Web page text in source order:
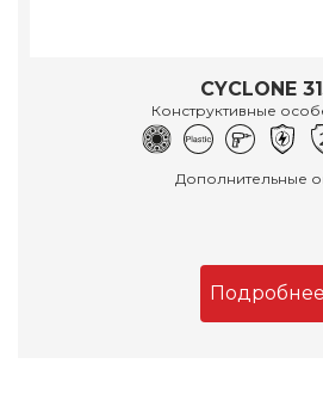
CYCLONE
Конструктивные
Дополнительные
Подробнее